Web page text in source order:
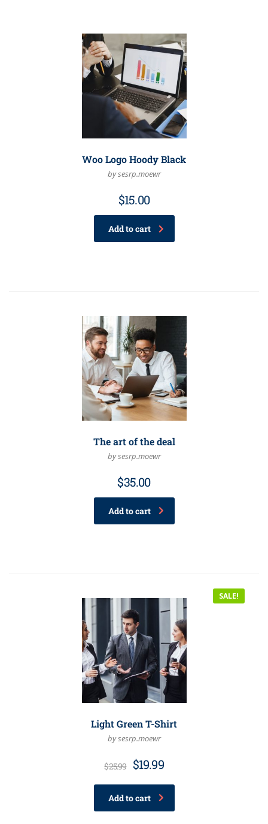
Woo Logo Hoody Black
by sesrp.moewr
$15.00
Add to cart
The art of the deal
by sesrp.moewr
$35.00
Add to cart
SALE!
Light Green T-Shirt
by sesrp.moewr
$25.99 $19.99
Add to cart